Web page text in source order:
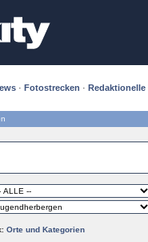
· Fotostrecken · Redaktionelle
Orte und Kategorien